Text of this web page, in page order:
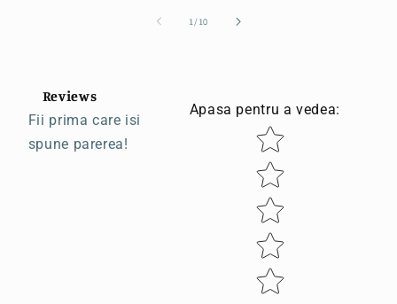
1 /din
10
Reviews
Fii prima care isi
spune parerea!
Apasa pentru a vedea:
Star rating